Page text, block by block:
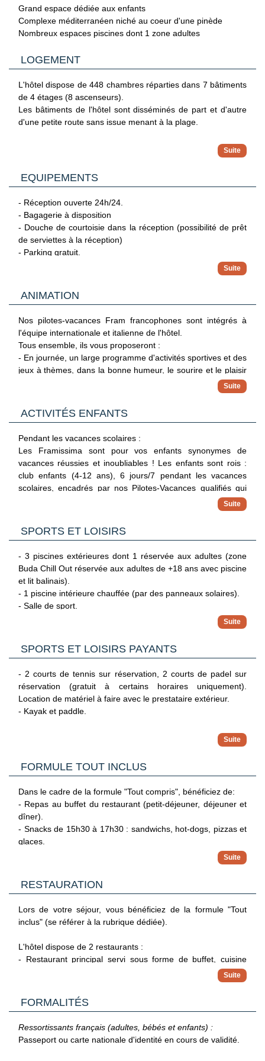
rampe. L'environnement est l'un des grands atouts de
l'adresse : le complexe est niché au coeur d'une pinède,
dans un secteur plus calme que les stations les plus
de Punta Arabi à 10 km, Santa Eulalia à 12 km et la capitale
Eivissa à 26 km. L'aéroport est situé à 32 km, avec une
durée de transfert autour d'1h30. Une situation intéressante
pour des clients qui souhaitent profiter d'Ibiza côté mer et
Grand espace dédiée aux enfants
Complexe méditerranéen niché au coeur d'une pinède
Nombreux espaces piscines dont 1 zone adultes
LOGEMENT
L'hôtel dispose de 448 chambres réparties dans 7 bâtiments
de 4 étages (8 ascenseurs).
Les bâtiments de l'hôtel sont disséminés de part et d'autre
d'une petite route sans issue menant à la plage.
Durant votre séjour, vous serez logés en chambre
- Salle de bain avec douche.
- Wi-Fi.
- Mini-réfrigérateur.
- Nécessaire à thé/café (ou sur demande à la réception).
Capacité : 2 adultes.
Avec supplément :
- Chambre supérieure vue mer (environ 20 m²) : mêmes
équipements + balcon vue mer. Capacité maximale : 2
adultes.
Chambre Iconic (27 m²) : mêmes équipements, douche ou
baignoire, chambre neuve entièrement rénove en 2025.
enfants (canapé-lit).
- Chambres Premium supérieure et Premium supérieure vue
- Junior Suite (environ 40 m²) : mêmes équipements +
maximale : 2 adultes + 2 enfants.
EQUIPEMENTS
- Réception ouverte 24h/24.
- Bagagerie à disposition
- Douche de courtoisie dans la réception (possibilité de prêt
de serviettes à la réception)
- Parking gratuit.
- Location de voiture.
ANIMATION
Nos pilotes-vacances Fram francophones sont intégrés à
l'équipe internationale et italienne de l'hôtel.
Tous ensemble, ils vous proposeront :
- En journée, un large programme d'activités sportives et des
jeux à thèmes, dans la bonne humeur, le sourire et le plaisir
- En soirée, des animations variées pour vous divertir (les
spectacles d'animation ont lieu 1 soir sur 2 au Cala Verde et
au Cala Blanca).
garantissant des vacances inoubliables !
INFO : Suite aux dispositions sanitaires mises en place, le
programme et la fréquence des animations sont susceptibles
de l'hôtel s'engagent à appliquer toutes les mesures
Hygiène et sécurité renforcées).
ACTIVITÉS ENFANTS
Pendant les vacances scolaires :
Les Framissima sont pour vos enfants synonymes de
vacances réussies et inoubliables ! Les enfants sont rois :
club enfants (4-12 ans), 6 jours/7 pendant les vacances
scolaires, encadrés par nos Pilotes-Vacances qualifiés qui
proposent de nombreuses activités variées, en journée
Hors vacances scolaires :
(toboggans, fontaines, cascades...), ouvert de juin à
septembre selon conditions climatiques et aire de jeux.
- Buffet pour enfants au restaurant.
- Bassin adapté.
- Equipement bébé sur demande ( chaises hautes, landaus,
SPORTS ET LOISIRS
- 3 piscines extérieures dont 1 réservée aux adultes (zone
Buda Chill Out réservée aux adultes de +18 ans avec piscine
et lit balinais).
- 1 piscine intérieure chauffée (par des panneaux solaires).
- Salle de sport.
- Plage de sable en contrebas, accès par des escaliers ou
par une rampe (chaises longues et parasols en supplément
SPORTS ET LOISIRS PAYANTS
- 2 courts de tennis sur réservation, 2 courts de padel sur
réservation (gratuit à certains horaires uniquement).
Location de matériel à faire avec le prestataire extérieur.
- Kayak et paddle.
- Plongée.
FORMULE TOUT INCLUS
Dans le cadre de la formule "Tout compris", bénéficiez de:
- Repas au buffet du restaurant (petit-déjeuner, déjeuner et
dîner).
- Snacks de 15h30 à 17h30 : sandwichs, hot-dogs, pizzas et
glaces.
chaudes, sodas, bière, vin, sirops, sangria, gin, vodka, rhum,
RESTAURATION
Lors de votre séjour, vous bénéficiez de la formule "Tout
inclus" (se référer à la rubrique dédiée).
L'hôtel dispose de 2 restaurants :
- Restaurant principal servi sous forme de buffet, cuisine
Déjeuner : 13h à 15h.
Snacks : 15h30 - 17h30.
- Restaurant buffet La Marina, dîner sur réservation
FORMALITÉS
Ressortissants français (adultes, bébés et enfants) :
Passeport ou carte nationale d'identité en cours de validité.